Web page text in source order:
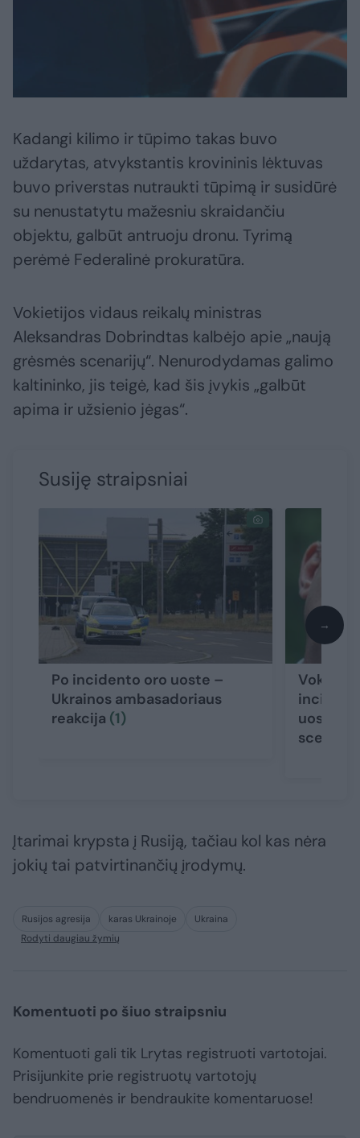
Kadangi kilimo ir tūpimo takas buvo
uždarytas, atvykstantis krovininis lėktuvas
buvo priverstas nutraukti tūpimą ir susidūrė
su nenustatytu mažesniu skraidančiu
objektu, galbūt antruoju dronu. Tyrimą
perėmė Federalinė prokuratūra.
Vokietijos vidaus reikalų ministras
Aleksandras Dobrindtas kalbėjo apie „naują
grėsmės scenarijų“. Nenurodydamas galimo
kaltininko, jis teigė, kad šis įvykis „galbūt
apima ir užsienio jėgas“.
Susiję straipsniai
Po incidento oro uoste –
Ukrainos ambasadoriaus
reakcija (1)
uoste –
→
Įtarimai krypsta į Rusiją, tačiau kol kas nėra
jokių tai patvirtinančių įrodymų.
Rusijos agresija karas Ukrainoje
Ukraina
Rodyti daugiau žymių
Komentuoti po šiuo straipsniu
Komentuoti gali tik Lrytas registruoti vartotojai.
Prisijunkite prie registruotų vartotojų
bendruomenės ir bendraukite komentaruose!